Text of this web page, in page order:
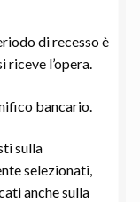
di recesso è
riceve l’opera.
bancario.
sulla
selezionati,
anche sulla